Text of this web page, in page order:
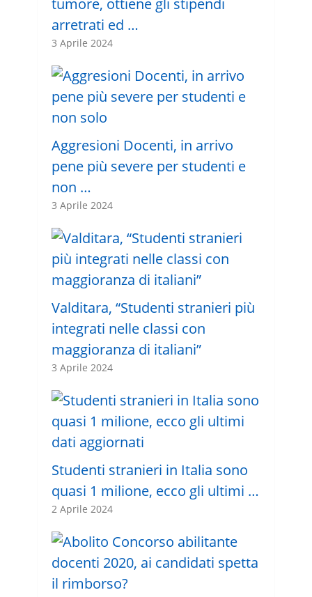
arretrati ed …
3 Aprile 2024
Aggresioni Docenti, in arrivo
pene più severe per studenti e
non …
3 Aprile 2024
Valditara, “Studenti stranieri più
integrati nelle classi con
maggioranza di italiani”
3 Aprile 2024
Studenti stranieri in Italia sono
quasi 1 milione, ecco gli ultimi …
2 Aprile 2024